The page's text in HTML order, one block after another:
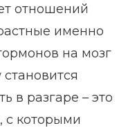
отношений
именно
на мозг
в разгаре – это
с которыми